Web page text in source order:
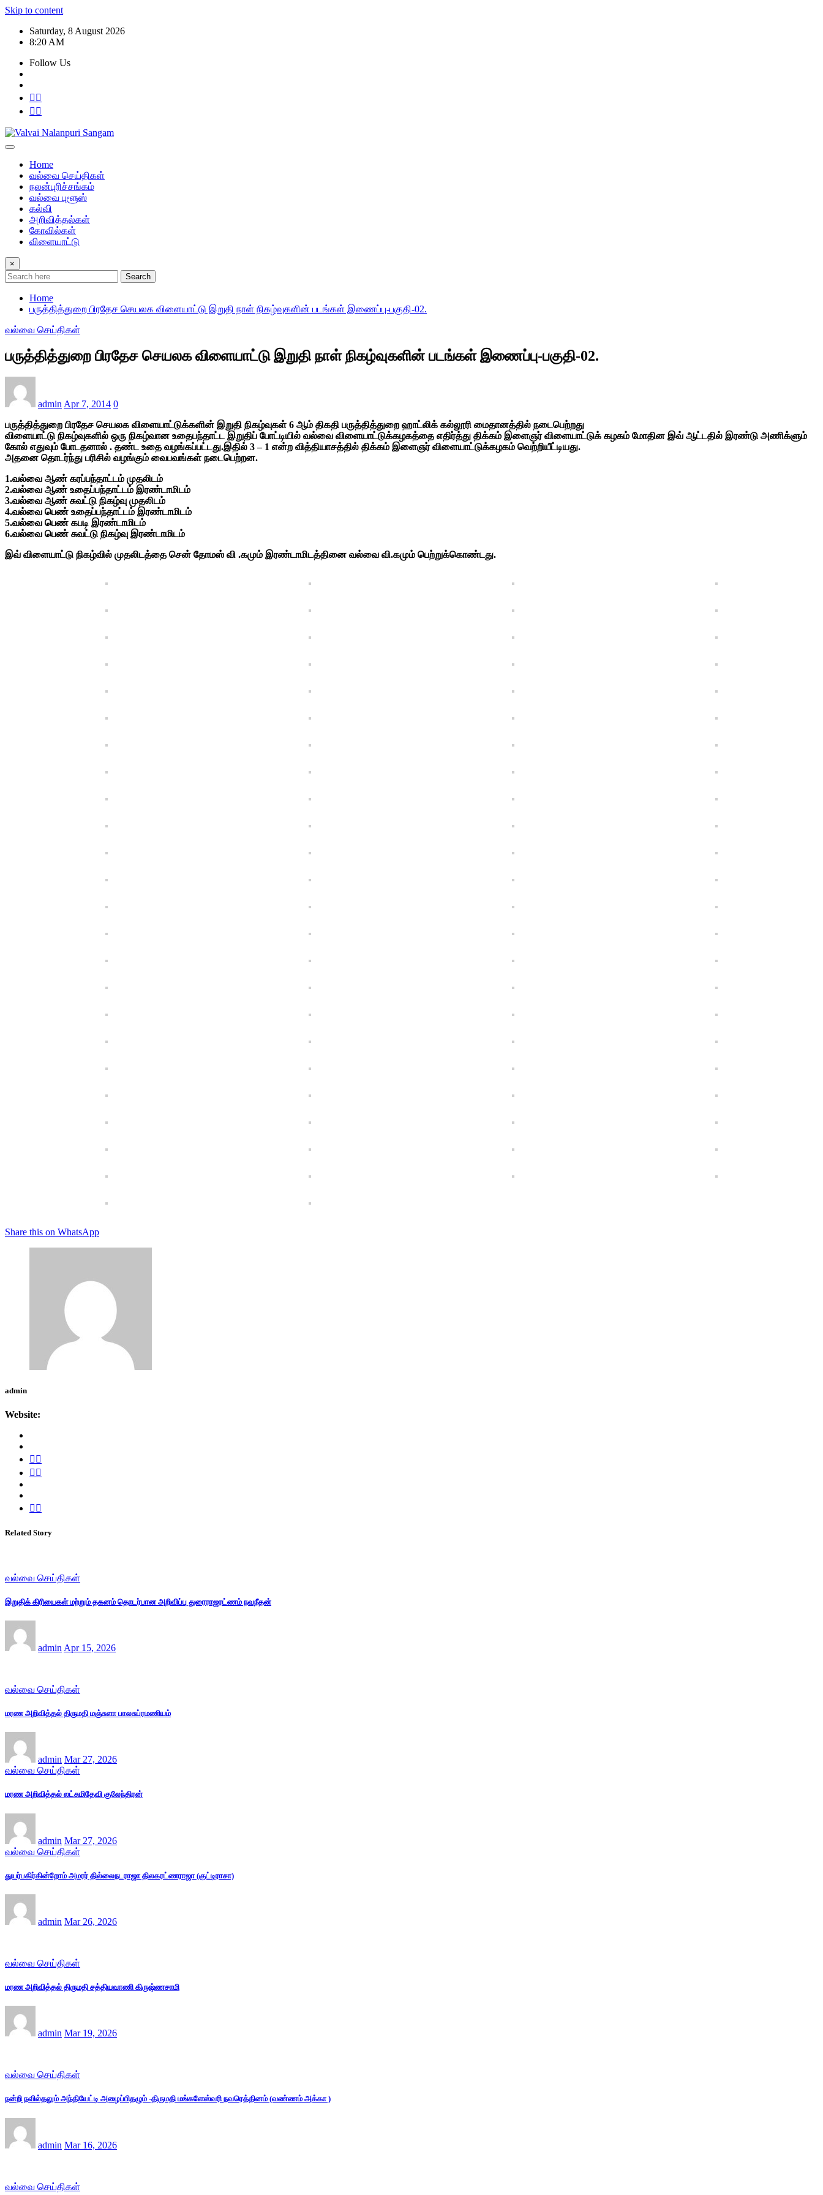
Skip to content
Saturday, 8 August 2026
8:20 AM
Follow Us
Home
வல்வை செய்திகள்
நலன்புரிச்சங்கம்
வல்வை புளூஸ்
கல்வி
அறிவித்தல்கள்
கோவில்கள்
விளையாட்டு
×
Search
Home
பருத்தித்துறை பிரதேச செயலக விளையாட்டு இறுதி நாள் நிகழ்வுகளின் படங்கள் இணைப்பு-பகுதி-02.
வல்வை செய்திகள்
பருத்தித்துறை பிரதேச செயலக விளையாட்டு இறுதி நாள் நிகழ்வுகளின் படங்கள் இணைப்பு-பகுதி-02.
admin Apr 7, 2014 0
பருத்தித்துறை பிரதேச செயலக விளையாட்டுக்களின் இறுதி நிகழ்வுகள் 6 ஆம் திகதி பருத்தித்துறை ஹாட்லிக் கல்லூரி மைதானத்தில் நடைபெற்றது
விளையாட்டு நிகழ்வுகளில் ஒரு நிகழ்வான உதைபந்தாட்ட இறுதிப் போட்டியில் வல்வை விளையாட்டுக்கழகத்தை எதிர்த்து திக்கம் இளைஞர் விளையாட்டுக் கழகம் மோதின இவ் ஆட்டதில் இரண்டு அணிக்ளும்
கோல் எதுவும் போடதனால் . தண்ட உதை வழங்கப்பட்டது.இதில் 3 – 1 என்ற வித்தியாசத்தில் திக்கம் இளைஞர் விளையாட்டுக்கழகம் வெற்றியீட்டியது.
அதனை தொடர்ந்து பரிசில் வழங்கும் வைபவங்கள் நடைபெற்றன.
1.வல்வை ஆண் கரப்பந்தாட்டம் முதலிடம்
2.வல்வை ஆண் உதைப்பந்தாட்டம் இரண்டாமிடம்
3.வல்வை ஆண் சுவட்டு நிகழ்வு முதலிடம்
4.வல்வை பெண் உதைப்பந்தாட்டம் இரண்டாமிடம்
5.வல்வை பெண் கபடி இரண்டாமிடம்
6.வல்வை பெண் சுவட்டு நிகழ்வு இரண்டாமிடம்
இவ் விளையாட்டு நிகழ்வில் முதலிடத்தை சென் தோமஸ் வி .கமும் இரண்டாமிடத்தினை வல்வை வி.கமும் பெற்றுக்கொண்டது.
Share this on WhatsApp
admin
Website:
Related Story
வல்வை செய்திகள்
இறுதிக் கிரியைகள் மற்றும் தகனம் தொடர்பான அறிவிப்பு துரைராஜரட்ணம் நவநீதன்
admin Apr 15, 2026
வல்வை செய்திகள்
மரண அறிவித்தல் திருமதி மஞ்சுளா பாலசுப்ரமணியம்
admin Mar 27, 2026
வல்வை செய்திகள்
மரண அறிவித்தல் லட்சுமிதேவி குலேந்திரன்
admin Mar 27, 2026
வல்வை செய்திகள்
துயர்பகிர்கின்றோம் அமரர் தில்லைநடராஜா திலகரட்ணராஜா (குட்டிராசா)
admin Mar 26, 2026
வல்வை செய்திகள்
மரண அறிவித்தல் திருமதி சத்தியவாணி கிருஷ்ணசாமி
admin Mar 19, 2026
வல்வை செய்திகள்
நன்றி நவில்தலும் அந்தியேட்டி அழைப்பிதழும் -திருமதி மங்களேஸ்வரி நவரெத்தினம் (வண்ணம் அக்கா )
admin Mar 16, 2026
வல்வை செய்திகள்